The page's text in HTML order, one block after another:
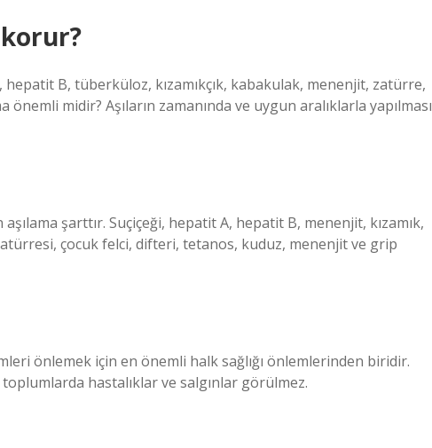
B, tüberküloz, kızamıkçık, kabakulak, menenjit, zatürre,
önemli midir? Aşıların zamanında ve uygun aralıklarla yapılması
şarttır. Suçiçeği, hepatit A, hepatit B, menenjit, kızamık,
çocuk felci, difteri, tetanos, kuduz, menenjit ve grip
önlemek için en önemli halk sağlığı önlemlerinden biridir.
toplumlarda hastalıklar ve salgınlar görülmez.